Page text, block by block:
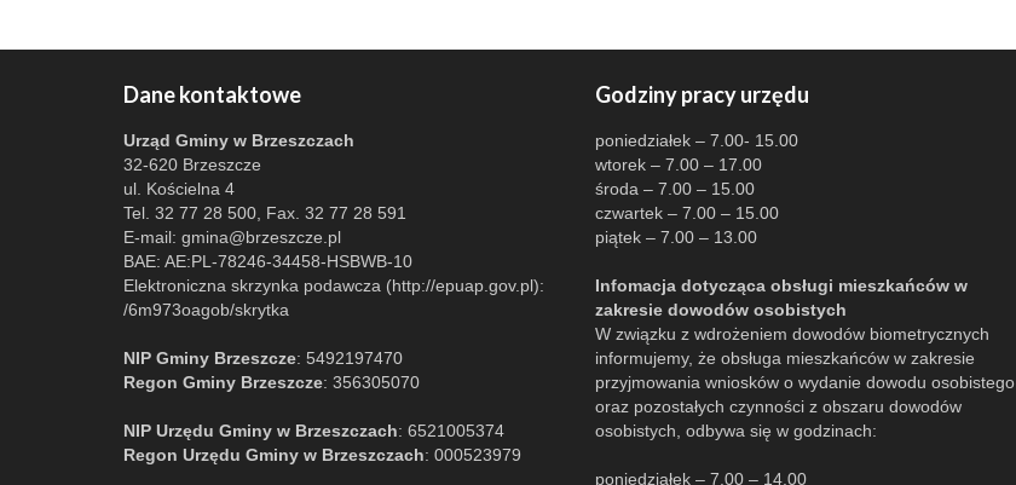
Dane kontaktowe
Urząd Gminy w Brzeszczach
32-620 Brzeszcze
ul. Kościelna 4
Tel. 32 77 28 500, Fax. 32 77 28 591
E-mail: gmina@brzeszcze.pl
BAE: AE:PL-78246-34458-HSBWB-10
Elektroniczna skrzynka podawcza (http://epuap.gov.pl):
/6m973oagob/skrytka
NIP Gminy Brzeszcze: 5492197470
Regon Gminy Brzeszcze: 356305070
NIP Urzędu Gminy w Brzeszczach: 6521005374
Regon Urzędu Gminy w Brzeszczach: 000523979
Godziny pracy urzędu
poniedziałek – 7.00- 15.00
wtorek – 7.00 – 17.00
środa – 7.00 – 15.00
czwartek – 7.00 – 15.00
piątek – 7.00 – 13.00
Infomacja dotycząca obsługi mieszkańców w
zakresie dowodów osobistych
W związku z wdrożeniem dowodów biometrycznych
informujemy, że obsługa mieszkańców w zakresie
przyjmowania wniosków o wydanie dowodu osobistego
oraz pozostałych czynności z obszaru dowodów
osobistych, odbywa się w godzinach:
poniedziałek – 7.00 – 14.00